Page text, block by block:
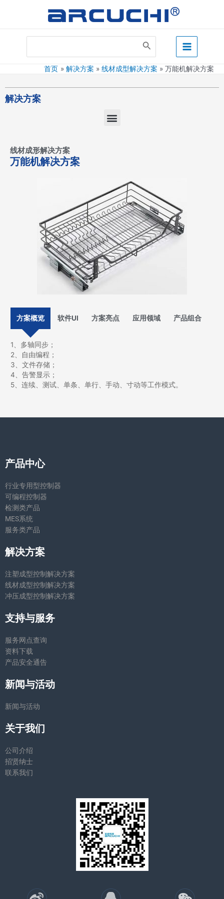
Main
Menu
首页 解决方案 线材成型解决方案 万能机解决方案
解决方案
菜
单
线材成形解决方案
万能机解决方案
方案概览 软件UI 方案亮点 应用领域 产品组合
1、多轴同步；
2、自由编程；
3、文件存储；
4、告警显示；
5、连续、测试、单条、单行、手动、寸动等工作模式。
产品中心
行业专用型控制器
可编程控制器
检测类产品
MES系统
服务类产品
解决方案
注塑成型控制解决方案
线材成型控制解决方案
冲压成型控制解决方案
支持与服务
服务网点查询
资料下载
产品安全通告
新闻与活动
新闻与活动
关于我们
公司介绍
招贤纳士
联系我们